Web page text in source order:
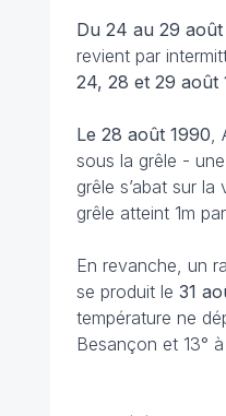
Du 24 au 29 août
revient par
24, 28 et 29 août
Le 28 août 1990,
sous la grêle -
grêle s’abat sur la
grêle atteint 1m
En revanche, un
se produit le 31
température ne
Besançon et 13°